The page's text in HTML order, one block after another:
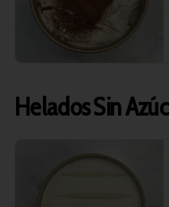
Helados Sin